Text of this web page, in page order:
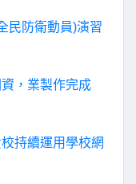
民防衛動員)演習
，業製作完成
持續運用學校網